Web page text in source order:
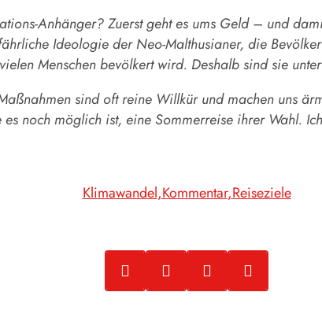
Anhänger? Zuerst geht es ums Geld – und
Ideologie der Neo-Malthusianer, die
Menschen bevölkert wird. Deshalb sind sie
sind oft reine Willkür und machen uns
noch möglich ist, eine Sommerreise ihrer Wahl.
Klimawandel Kommentar Reiseziele